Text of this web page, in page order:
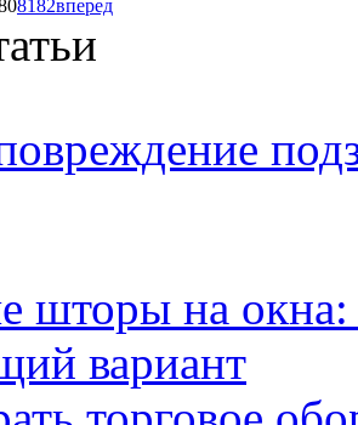
8182вперед
шторы на
вариант